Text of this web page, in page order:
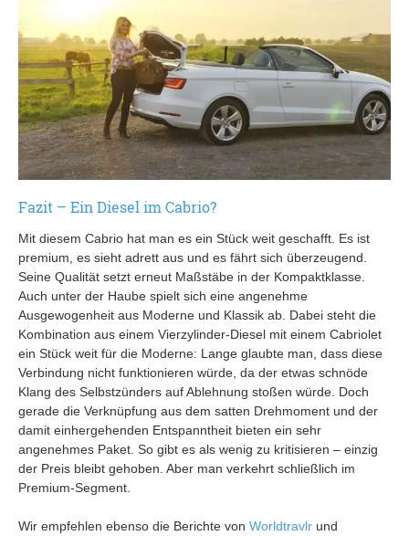
Fazit – Ein Diesel im Cabrio?
Mit diesem Cabrio hat man es ein Stück weit geschafft. Es ist
premium, es sieht adrett aus und es fährt sich überzeugend.
Seine Qualität setzt erneut Maßstäbe in der Kompaktklasse.
Auch unter der Haube spielt sich eine angenehme
Ausgewogenheit aus Moderne und Klassik ab. Dabei steht die
Kombination aus einem Vierzylinder-Diesel mit einem Cabriolet
ein Stück weit für die Moderne: Lange glaubte man, dass diese
Verbindung nicht funktionieren würde, da der etwas schnöde
Klang des Selbstzünders auf Ablehnung stoßen würde. Doch
gerade die Verknüpfung aus dem satten Drehmoment und der
damit einhergehenden Entspanntheit bieten ein sehr
angenehmes Paket. So gibt es als wenig zu kritisieren – einzig
der Preis bleibt gehoben. Aber man verkehrt schließlich im
Premium-Segment.
Wir empfehlen ebenso die Berichte von Worldtravlr und